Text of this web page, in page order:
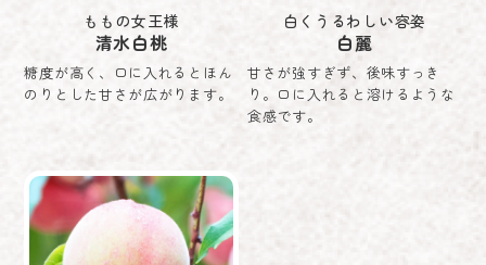
ももの女王様
清水白桃
糖度が高く、口に入れるとほん
のりとした甘さが広がります。
白くうるわしい容姿
白麗
甘さが強すぎず、後味すっき
り。口に入れると溶けるような
食感です。